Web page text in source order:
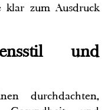
klar zum Ausdruck
und
durchdachten,